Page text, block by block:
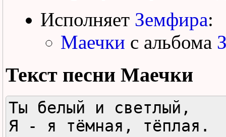
Исполняет Земфира:
Маечки с альбома
Текст песни Маечки
Ты белый и светлый,
Я - я тёмная, тёплая.